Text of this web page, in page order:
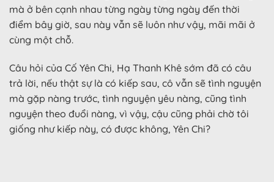
mà ở bên cạnh nhau từng ngày từng ngày đến thời
điểm bây giờ, sau này vẫn sẽ luôn như vậy, mãi mãi ở
cùng một chỗ.
Câu hỏi của Cố Yên Chi, Hạ Thanh Khê sớm đã có câu
trả lời, nếu thật sự là có kiếp sau, cô vẫn sẽ tình nguyện
mà gặp nàng trước, tình nguyện yêu nàng, cũng tình
nguyện theo đuổi nàng, vì vậy, cậu cũng phải chờ tôi
giống như kiếp này, có được không, Yên Chi?